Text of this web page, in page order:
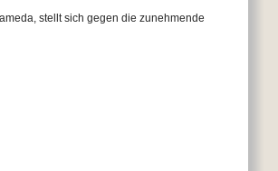
stellt sich gegen die zunehmende